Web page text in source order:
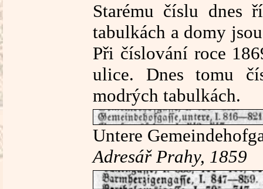
Starému číslu dnes
tabulkách a domy
Při číslování roce
ulice. Dnes tomu
modrých tabulkách.
Untere
Adresář Prahy, 1859